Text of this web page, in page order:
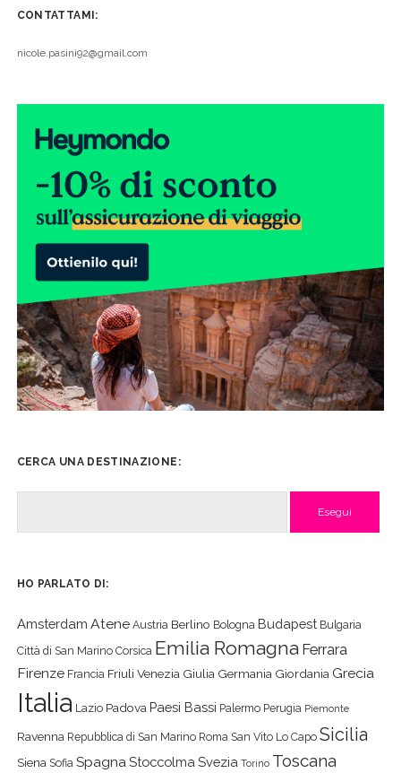
CONTATTAMI:
nicole.pasini92@gmail.com
CERCA UNA DESTINAZIONE:
HO PARLATO DI:
Amsterdam Atene Austria Berlino Bologna Budapest Bulgaria
Città di San Marino Corsica Emilia Romagna Ferrara
Firenze Francia Friuli Venezia Giulia Germania Giordania Grecia
Italia Lazio Padova Paesi Bassi Palermo Perugia Piemonte
Ravenna Repubblica di San Marino Roma San Vito Lo Capo Sicilia
Siena Sofia SpagnaStoccolma Svezia Torino Toscana